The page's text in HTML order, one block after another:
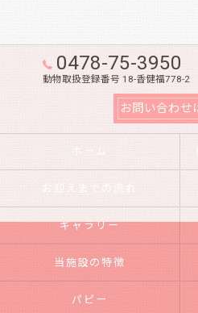
0478-75-3950
動物取扱登録番号 18-香健福778-2
お問い合わせ
ホーム
お迎えまでの流れ
ギャラリー
当施設の特徴
パピー